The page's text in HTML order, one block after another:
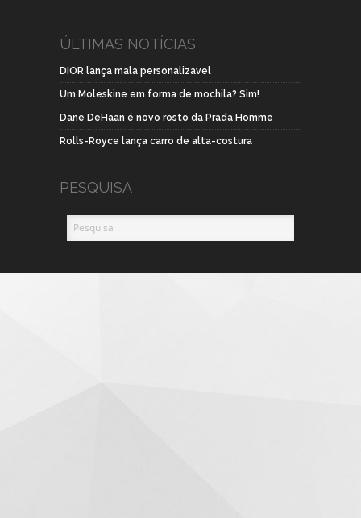
ÚLTIMAS NOTÍCIAS
DIOR lança mala personalizavel
Um Moleskine em forma de mochila? Sim!
Dane DeHaan é novo rosto da Prada Homme
Rolls-Royce lança carro de alta-costura
PESQUISA